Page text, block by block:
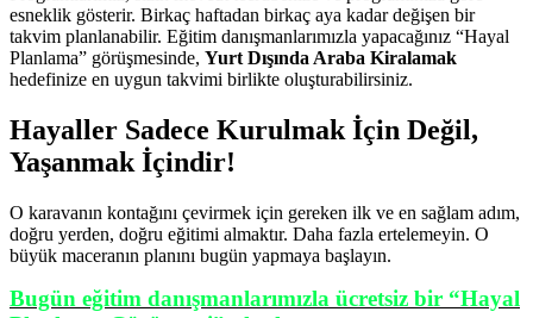
esneklik gösterir. Birkaç haftadan birkaç aya kadar değişen bir
takvim planlanabilir. Eğitim danışmanlarımızla yapacağınız “Hayal
Planlama” görüşmesinde, Yurt Dışında Araba Kiralamak
hedefinize en uygun takvimi birlikte oluşturabilirsiniz.
Hayaller Sadece Kurulmak İçin Değil,
Yaşanmak İçindir!
O karavanın kontağını çevirmek için gereken ilk ve en sağlam adım,
doğru yerden, doğru eğitimi almaktır. Daha fazla ertelemeyin. O
büyük maceranın planını bugün yapmaya başlayın.
Bugün eğitim danışmanlarımızla ücretsiz bir “Hayal